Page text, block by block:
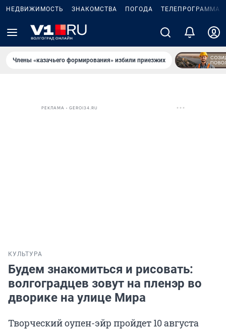
НЕДВИЖИМОСТЬ ЗНАКОМСТВА ПОГОДА ТЕЛЕПРОГРАММА
Члены «казачьего формирования» избили приезжих
РЕКЛАМА • GEROI34.RU
КУЛЬТУРА
Будем знакомиться и рисовать:
волгоградцев зовут на пленэр во
дворике на улице Мира
Творческий оупен-эйр пройдет 10 августа